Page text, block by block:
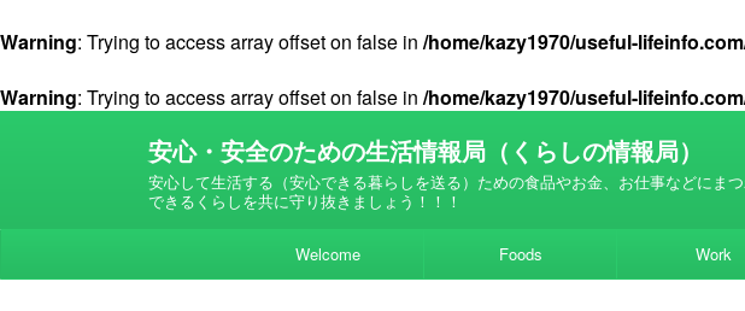
Warning: Trying to access array offset on false in /home/kazy1970/useful-
Warning: Trying to access array offset on false in /home/kazy1970/useful-
安心・安全のための生活情報局（くらしの情報局）
安心して生活する（安心できる暮らしを送る）ための食品やお金、お仕事などに
できるくらしを共に守り抜きましょう！！！
Welcome Foods Work